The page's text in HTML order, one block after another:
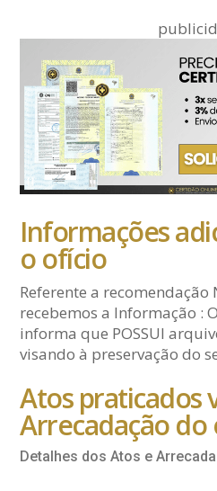
Informações
o ofício
Referente a recomendação
recebemos a Informação :
informa que POSSUI
visando à preservação do
Atos praticados
Arrecadação do
Detalhes dos Atos e